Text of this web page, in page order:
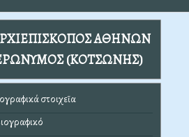
ΑΘΗΝΩΝ
(ΚΟΤΣΩΝΗΣ)
στοιχεῖα